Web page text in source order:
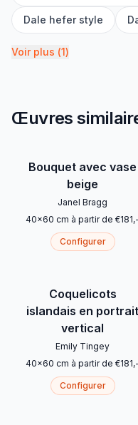
Dale hefer style
Voir plus (1)
Œuvres
Bouquet avec vase
beige
Janel Bragg
40x60 cm à partir de €181,-
Configurer
Coquelicots
islandais en portrait
vertical
Emily Tingey
40x60 cm à partir de €181,-
Configurer